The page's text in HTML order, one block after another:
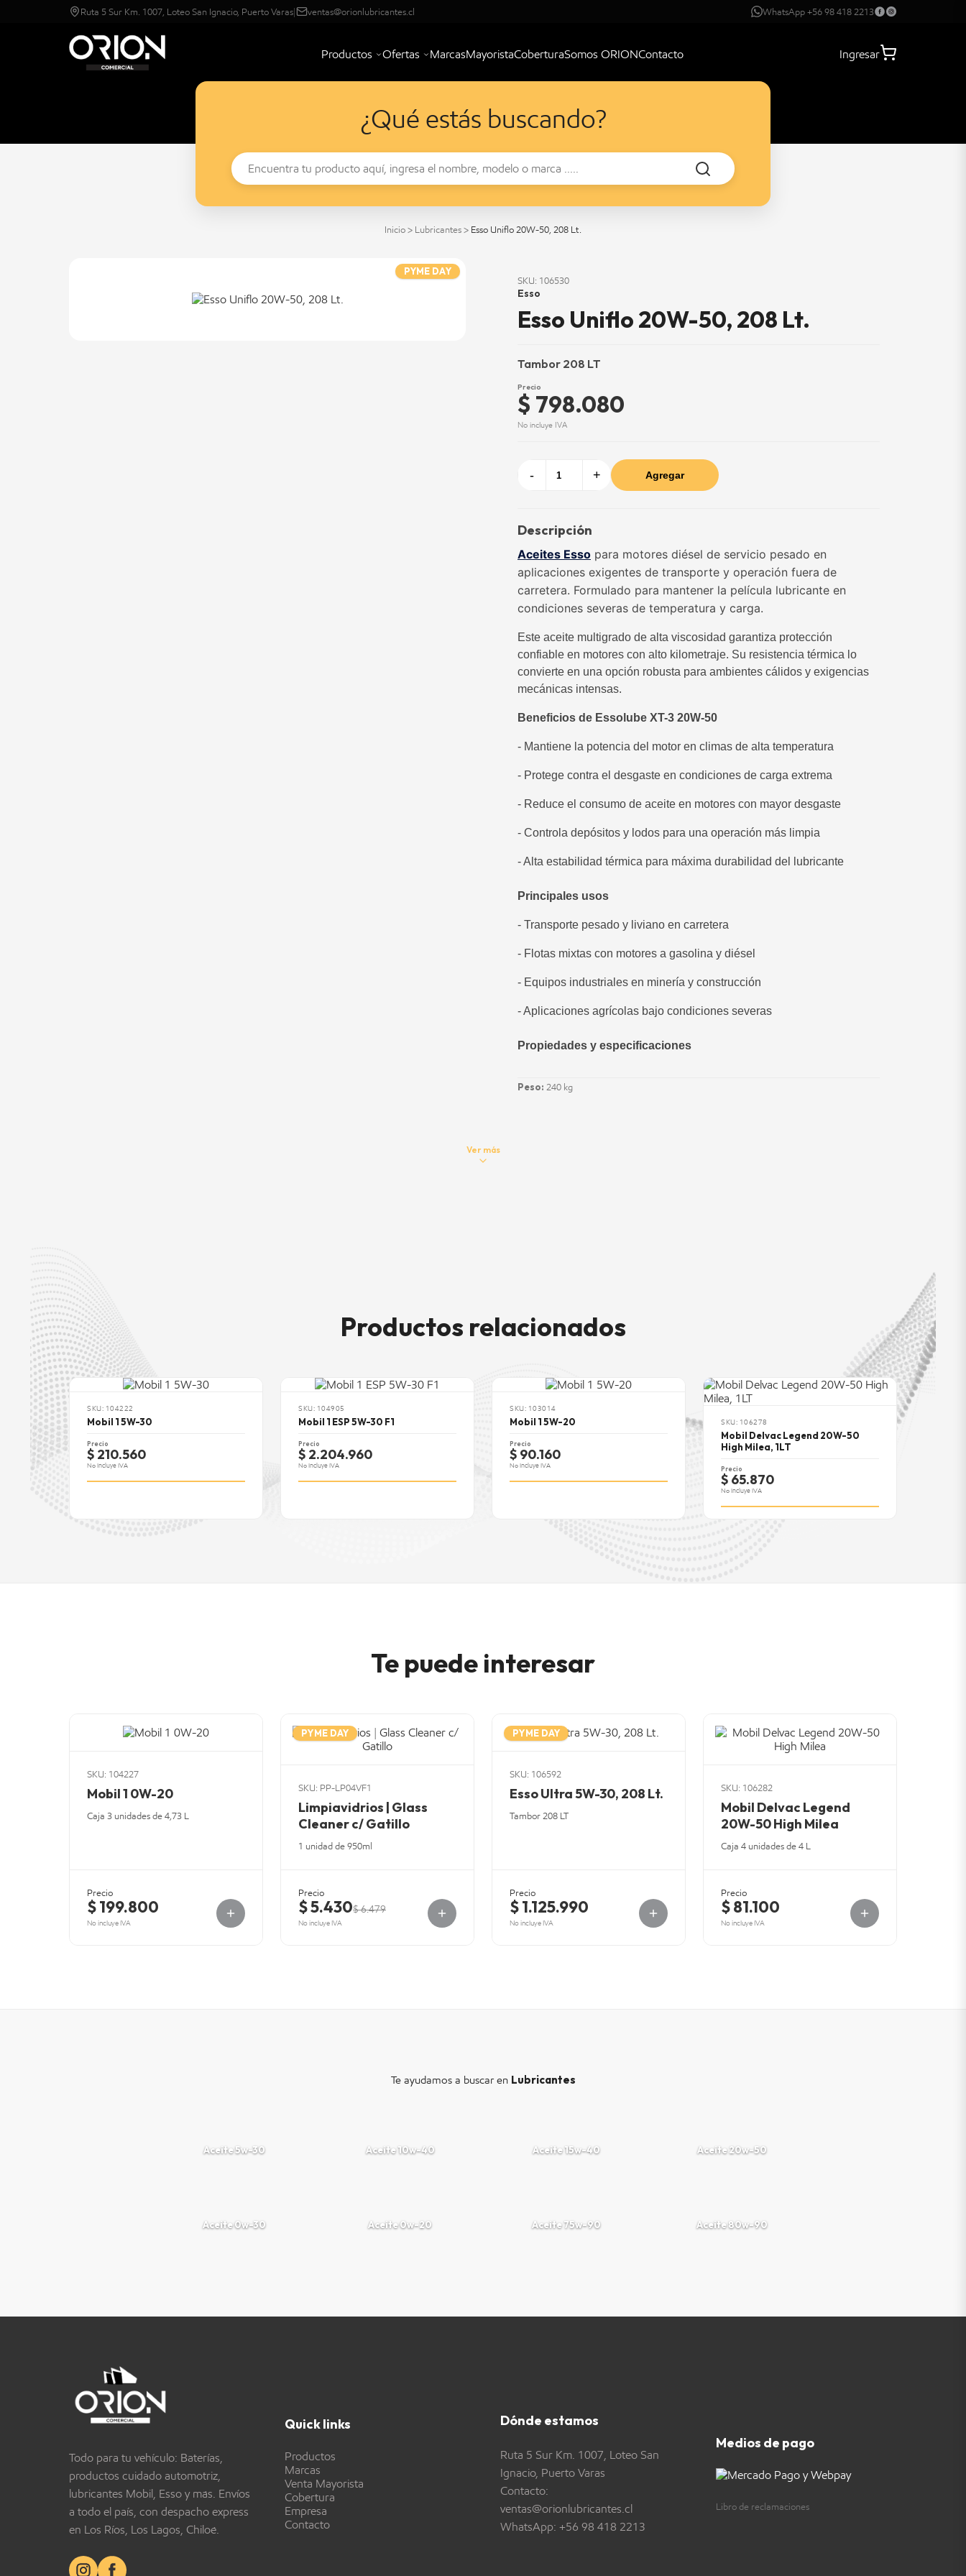
Ruta 5 Sur Km. 1007, Loteo San Ignacio, Puerto Varas| ventas@orionlubricantes.cl WhatsApp +56 98 418 2213
Productos Ofertas MarcasMayoristaCoberturaSomos ORIONContacto Ingresar
¿Qué estás buscando?
Inicio > Lubricantes > Esso Uniflo 20W-50, 208 Lt.
PYME DAY
SKU: 106530
Esso
Esso Uniflo 20W-50, 208 Lt.
Tambor 208 LT
Precio
$ 798.080
No incluye IVA
- + Agregar
Descripción
Aceites Esso para motores diésel de servicio pesado en
aplicaciones exigentes de transporte y operación fuera de
carretera. Formulado para mantener la película lubricante en
condiciones severas de temperatura y carga.
Este aceite multigrado de alta viscosidad garantiza protección
confiable en motores con alto kilometraje. Su resistencia térmica lo
convierte en una opción robusta para ambientes cálidos y exigencias
mecánicas intensas.
Beneficios de Essolube XT-3 20W-50
- Mantiene la potencia del motor en climas de alta temperatura
- Protege contra el desgaste en condiciones de carga extrema
- Reduce el consumo de aceite en motores con mayor desgaste
- Controla depósitos y lodos para una operación más limpia
- Alta estabilidad térmica para máxima durabilidad del lubricante
Principales usos
- Transporte pesado y liviano en carretera
- Flotas mixtas con motores a gasolina y diésel
- Equipos industriales en minería y construcción
- Aplicaciones agrícolas bajo condiciones severas
Propiedades y especificaciones
Peso: 240 kg
Ver más
MB 228.1, MAN 271, Volvo
Productos relacionados
SKU: 104222
Mobil 1 5W-30
Precio
$ 210.560
No Incluye IVA
SKU: 104905
Mobil 1 ESP 5W-30 F1
Precio
$ 2.204.960
No Incluye IVA
SKU: 103014
Mobil 1 5W-20
Precio
$ 90.160
No Incluye IVA
SKU: 106278
Mobil Delvac Legend 20W-50
High Milea, 1LT
Precio
$ 65.870
No Incluye IVA
Te puede interesar
SKU: 104227
Mobil 1 0W-20
Caja 3 unidades de 4,73 L
Precio
$ 199.800
No incluye IVA
PYME DAY
SKU: PP-LP04VF1
Limpiavidrios | Glass
Cleaner c/ Gatillo
1 unidad de 950ml
Precio
$ 5.430$ 6.479
No incluye IVA
PYME DAY
SKU: 106592
Esso Ultra 5W-30, 208 Lt.
Tambor 208 LT
Precio
$ 1.125.990
No incluye IVA
SKU: 106282
Mobil Delvac Legend
20W-50 High Milea
Caja 4 unidades de 4 L
Precio
$ 81.100
No incluye IVA
Te ayudamos a buscar en Lubricantes
Aceite 5w-30 Aceite 10w-40 Aceite 15w-40 Aceite 20w-50
Aceite 0w-30 Aceite 0w-20 Aceite 75w-90 Aceite 80w-90
Todo para tu vehículo: Baterías,
productos cuidado automotriz,
lubricantes Mobil, Esso y más. Envíos
a todo el país, con despacho express
en Los Ríos, Los Lagos, Chiloé.
Quick links
Productos
Marcas
Venta Mayorista
Cobertura
Empresa
Contacto
Dónde estamos
Ruta 5 Sur Km. 1007, Loteo San
Ignacio, Puerto Varas
Contacto:
ventas@orionlubricantes.cl
WhatsApp: +56 98 418 2213
Medios de pago
Libro de reclamaciones